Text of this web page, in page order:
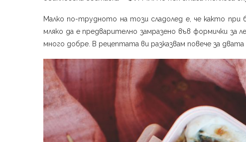
Малко по-трудното на този сладолед е, че както при
мляко да е предварително замразено във формички за
много добре. В рецептата ви разказвам повече за двата